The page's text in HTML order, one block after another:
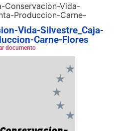
Vida-
Produccion-Carne-
Vida-Silvestre_Caja-
Carne-Flores
documento